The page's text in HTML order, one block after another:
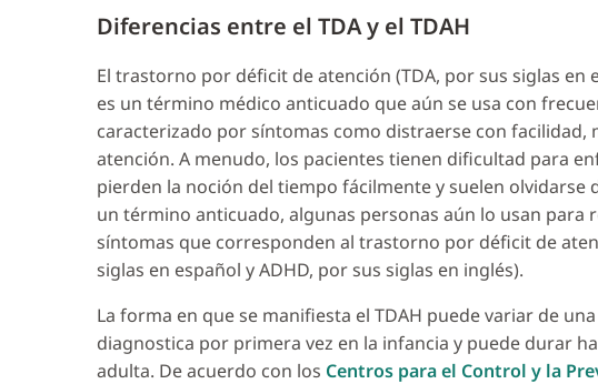
Diferencias entre el TDA y el TDAH
El trastorno por déficit de atención (TDA, por sus siglas en
es un término médico anticuado que aún se usa con
caracterizado por síntomas como distraerse con
atención. A menudo, los pacientes tienen dificultad para
pierden la noción del tiempo fácilmente y suelen olvidarse
un término anticuado, algunas personas aún lo usan
síntomas que corresponden al trastorno por déficit de
siglas en español y ADHD, por sus siglas en inglés).
La forma en que se manifiesta el TDAH puede variar de
diagnostica por primera vez en la infancia y puede durar
adulta. De acuerdo con los Centros para el Control y la